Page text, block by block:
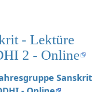
- Lektüre
2 - Online
Sanskrit